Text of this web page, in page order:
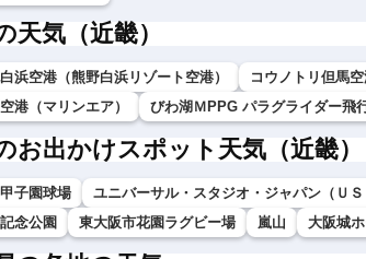
天気（近畿）
浜空港（熊野白浜リゾート空港） コウノトリ但馬
港（マリンエア）
びわ湖ＭPPG パラグライダー飛
お出かけスポット天気（近畿）
子園球場 ユニバーサル・スタジオ・ジャパン（ＵＳ
念公園
東大阪市花園ラグビー場 嵐山 大阪城